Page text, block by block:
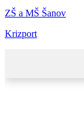
ZŠ a MŠ Šanov
Krizport